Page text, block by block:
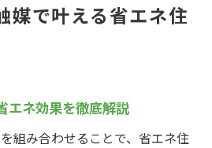
る光触媒の最新動向を紹介
媒塗料が選ばれる理由とは
媒で叶える省エネ住
エネ効果を徹底解説
組み合わせることで、省エネ住